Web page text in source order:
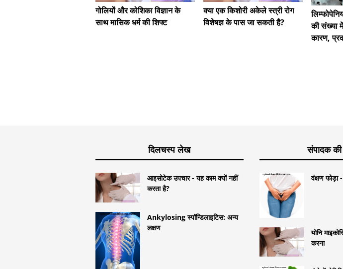
गोलियों और कोशिका विज्ञान के
साथ मासिक धर्म की शिफ्ट
क्या एक किशोरी अकेले स्त्री रोग
विशेषज्ञ के पास जा सकती है?
की संख्या
कारण,
दिलचस्प लेख
आइसोटेक उपचार - यह काम क्यों नहीं
करता है?
Ankylosing स्पॉन्डिलाइटिस: अन्य
लक्षण
संपादक
वंक्षण फोड़ा
योनि
करना